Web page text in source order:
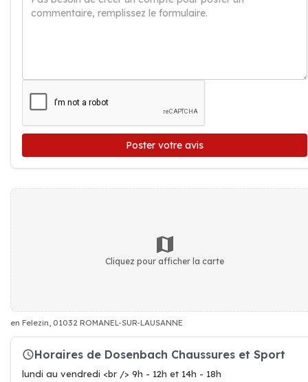
Poster votre avis
Cliquez pour afficher la carte
en Felezin, 01032 ROMANEL-SUR-LAUSANNE
Horaires de Dosenbach Chaussures et Sport
lundi au vendredi <br /> 9h - 12h et 14h - 18h